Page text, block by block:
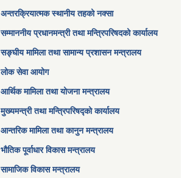
अन्तरक्रियात्मक स्थानीय तहको नक्सा
सम्माननीय प्रधानमन्त्री तथा मन्त्रिपरिषद‌को कार्यालय
सङ्‍घीय मामिला तथा सामान्य प्रशासन मन्त्रालय
लोक सेवा आयोग
आर्थिक मामिला तथा योजना मन्त्रालय​
मुख्यमन्त्री तथा मन्त्रिपरिषद्को कार्यालय
आन्तरिक मामिला तथा कानुन मन्त्रालय
भौतिक पूर्वाधार विकास मन्त्रालय
सामाजिक विकास मन्त्रालय